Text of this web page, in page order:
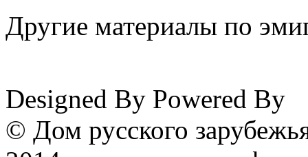
Другие материалы по
Designed By Powered By
© Дом русского